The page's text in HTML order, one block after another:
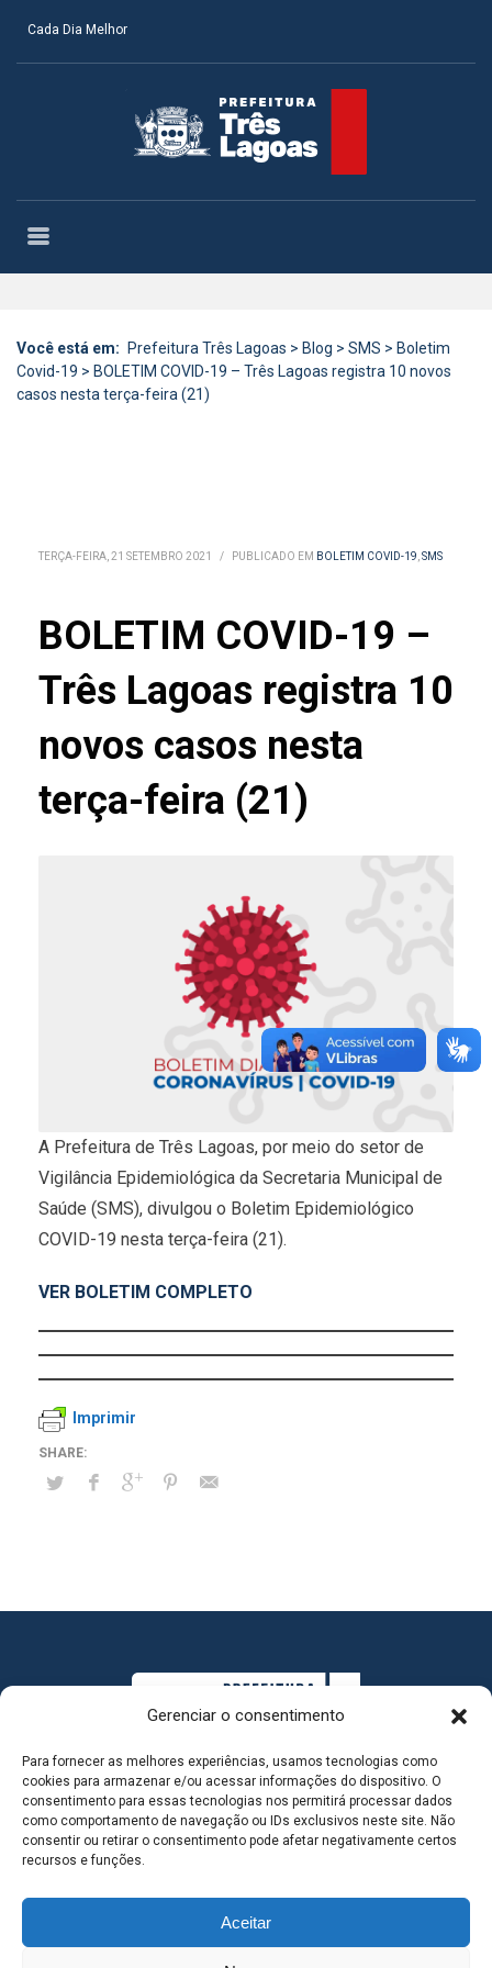
Gerenciar o consentimento
Para fornecer as melhores experiências, usamos tecnologias como
cookies para armazenar e/ou acessar informações do dispositivo. O
consentimento para essas tecnologias nos permitirá processar dados
como comportamento de navegação ou IDs exclusivos neste site. Não
consentir ou retirar o consentimento pode afetar negativamente certos
recursos e funções.
Aceitar
Cada Dia Melhor
Você está em: Prefeitura Três Lagoas > Blog > SMS > Boletim
Covid-19 > BOLETIM COVID-19 – Três Lagoas registra 10 novos
casos nesta terça-feira (21)
TERÇA-FEIRA, 21 SETEMBRO 2021 / PUBLICADO EM BOLETIM COVID-19,SMS
BOLETIM COVID-19 –
Três Lagoas registra 10
novos casos nesta
terça-feira (21)
A Prefeitura de Três Lagoas, por meio do setor de
Vigilância Epidemiológica da Secretaria Municipal de
Saúde (SMS), divulgou o Boletim Epidemiológico
COVID-19 nesta terça-feira (21).
VER BOLETIM COMPLETO
Imprimir
MAPA DO SITE